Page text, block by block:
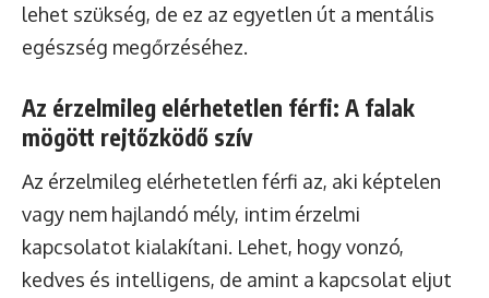
lehet szükség, de ez az egyetlen út a mentális
egészség megőrzéséhez.
Az érzelmileg elérhetetlen férfi: A falak
mögött rejtőzködő szív
Az érzelmileg elérhetetlen férfi az, aki képtelen
vagy nem hajlandó mély, intim érzelmi
kapcsolatot kialakítani. Lehet, hogy vonzó,
kedves és intelligens, de amint a kapcsolat eljut